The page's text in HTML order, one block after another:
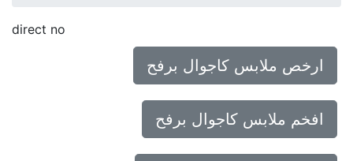
direct no
ارخص ملابس كاجوال برفح
افخم ملابس كاجوال برفح